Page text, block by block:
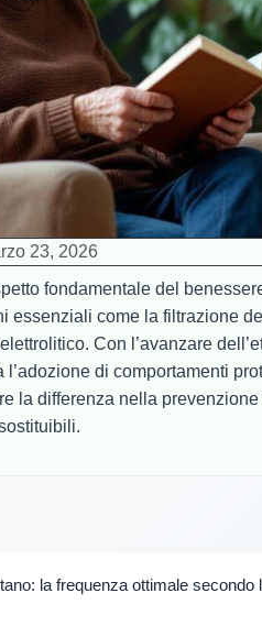
23, 2026
fondamentale del
essenziali come la filtrazione
Con l’avanzare
l’adozione di comportamenti
la differenza nella
la frequenza ottimale secondo